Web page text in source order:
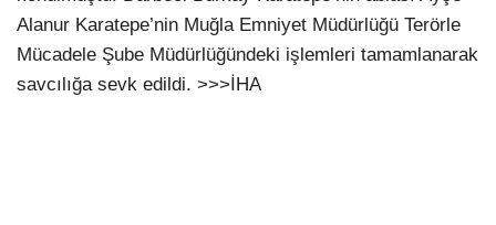
Alanur Karatepe’nin Muğla Emniyet Müdürlüğü Terörle
Mücadele Şube Müdürlüğündeki işlemleri tamamlanarak
savcılığa sevk edildi. >>>İHA